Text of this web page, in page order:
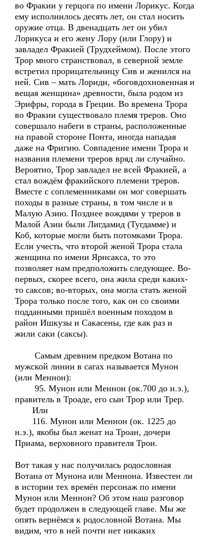
во Фракии у герцога по имени Лорикус. Когда
ему исполнилось десять лет, он стал носить
оружие отца. В двенадцать лет он убил
Лорикуса и его жену Лору (или Глору) и
завладел Фракией (Трудхеймом). После этого
Трор много странствовал, в северной земле
встретил прорицательницу Сив и женился на
ней. Сив – мать Лориди, «боговдохновенная и
вещая женщина» древности, была родом из
Эрифры, города в Греции. Во времена Трора
во Фракии существовало племя треров. Оно
совершало набеги в страны, расположенные
на правой стороне Понта, иногда нападая
даже на Фригию. Совпадение имени Трора и
названия племени треров вряд ли случайно.
Вероятно, Трор завладел не всей Фракией, а
стал вождём фракийского племени треров.
Вместе с соплеменниками он мог совершать
походы в разные страны, в том числе и в
Малую Азию. Позднее вождями у треров в
Малой Азии были Лигдамид (Тугдамме) и
Коб, которые могли быть потомками Трора.
Если учесть, что второй женой Трора стала
женщина по имени Ярнсакса, то это
позволяет нам предположить следующее. Во-
первых, скорее всего, она жила среди каких-
то саксов; во-вторых, она могла стать женой
Трора только после того, как он со своими
подданными пришёл военным походом в
район Ишкузы и Сакасены, где как раз и
жили саки (саксы).
Самым древним предком Вотана по
мужской линии в сагах называется Мунон
(или Меннон):
95. Мунон или Меннон (ок.700 до н.э.),
правитель в Троаде, его сын Трор или Трер.
Или
116. Мунон или Меннон (ок. 1225 до
н.э.), якобы был женат на Троан, дочери
Приама, верховного правителя Трои.
Вот такая у нас получилась родословная
Вотана от Мунона или Меннона. Известен ли
в истории тех времён персонаж по имени
Мунон или Меннон? Об этом наш разговор
будет продолжен в следующей главе. Мы же
опять вернёмся к родословной Вотана. Мы
видим, что в ней почти нет никаких